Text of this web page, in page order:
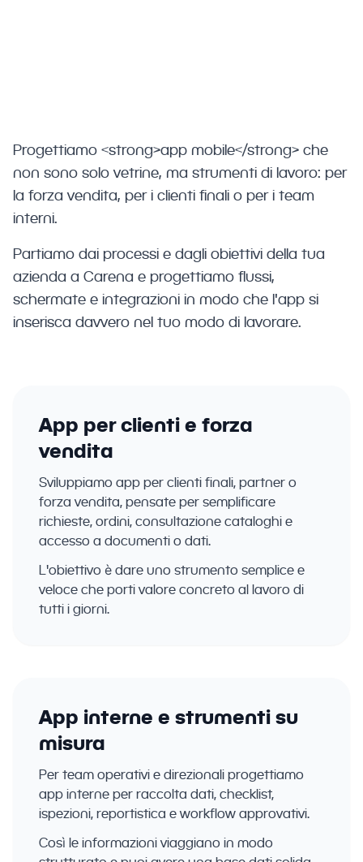
Progettiamo <strong>app mobile</strong> che
non sono solo vetrine, ma strumenti di lavoro: per
la forza vendita, per i clienti finali o per i team
interni.
Partiamo dai processi e dagli obiettivi della tua
azienda a Carena e progettiamo flussi,
schermate e integrazioni in modo che l'app si
inserisca davvero nel tuo modo di lavorare.
App per clienti e forza
vendita
Sviluppiamo app per clienti finali, partner o
forza vendita, pensate per semplificare
richieste, ordini, consultazione cataloghi e
accesso a documenti o dati.
L'obiettivo è dare uno strumento semplice e
veloce che porti valore concreto al lavoro di
tutti i giorni.
App interne e strumenti su
misura
Per team operativi e direzionali progettiamo
app interne per raccolta dati, checklist,
ispezioni, reportistica e workflow approvativi.
Così le informazioni viaggiano in modo